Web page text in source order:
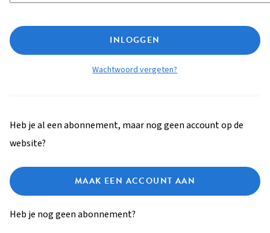
INLOGGEN
Wachtwoord vergeten?
Heb je al een abonnement, maar nog geen account op de
website?
MAAK EEN ACCOUNT AAN
Heb je nog geen abonnement?